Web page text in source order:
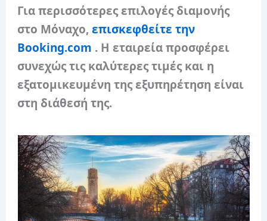
Για περισσότερες επιλογές διαμονής
στο Μόναχο,επισκεφθείτε την
Booking.com . Η εταιρεία προσφέρει
συνεχώς τις καλύτερες τιμές και η
εξατομικευμένη της εξυπηρέτηση είναι
στη διάθεσή της.